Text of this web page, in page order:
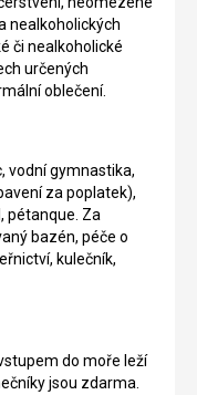
nealkoholických
či nealkoholické
určených
oblečení.
vodní gymnastika,
za poplatek),
pétanque. Za
bazén, péče o
kulečník,
do moře leží
jsou zdarma.